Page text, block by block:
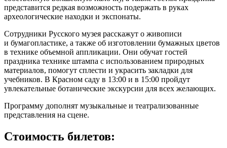
представится редкая возможность подержать в руках
археологические находки и экспонаты.
Сотрудники Русского музея расскажут о живописи
и бумагопластике, а также об изготовлении бумажных цветов
в технике объемной аппликации. Они обучат гостей
праздника технике штампа с использованием природных
материалов, помогут сплести и украсить закладки для
учебников. В Красном саду в 13:00 и в 15:00 пройдут
увлекательные ботанические экскурсии для всех желающих.
Программу дополнят музыкальные и театрализованные
представления на сцене.
Стоимость билетов: